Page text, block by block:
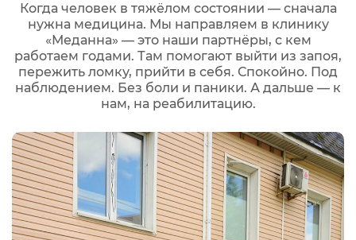
Когда человек в тяжёлом состоянии — сначала
нужна медицина. Мы направляем в клинику
«Меданна» — это наши партнёры, с кем
работаем годами. Там помогают выйти из запоя,
пережить ломку, прийти в себя. Спокойно. Под
наблюдением. Без боли и паники. А дальше — к
нам, на реабилитацию.